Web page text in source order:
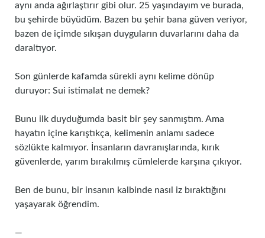
aynı anda ağırlaştırır gibi olur. 25 yaşındayım ve burada,
bu şehirde büyüdüm. Bazen bu şehir bana güven veriyor,
bazen de içimde sıkışan duyguların duvarlarını daha da
daraltıyor.
Son günlerde kafamda sürekli aynı kelime dönüp
duruyor: Sui istimalat ne demek?
Bunu ilk duyduğumda basit bir şey sanmıştım. Ama
hayatın içine karıştıkça, kelimenin anlamı sadece
sözlükte kalmıyor. İnsanların davranışlarında, kırık
güvenlerde, yarım bırakılmış cümlelerde karşına çıkıyor.
Ben de bunu, bir insanın kalbinde nasıl iz bıraktığını
yaşayarak öğrendim.
—